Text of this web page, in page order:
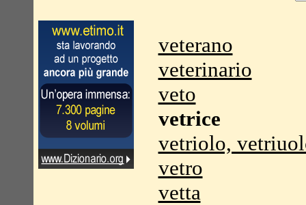
veterano
veterinario
veto
vetrice
vetriolo,
vetro
vetta